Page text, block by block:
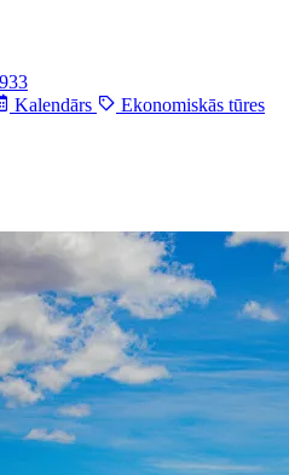
Kalendārs
Ekonomiskās tūres